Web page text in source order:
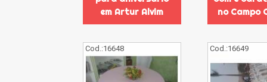
em Artur Alvim
no Campo
Cod.:16648 Cod.:16649